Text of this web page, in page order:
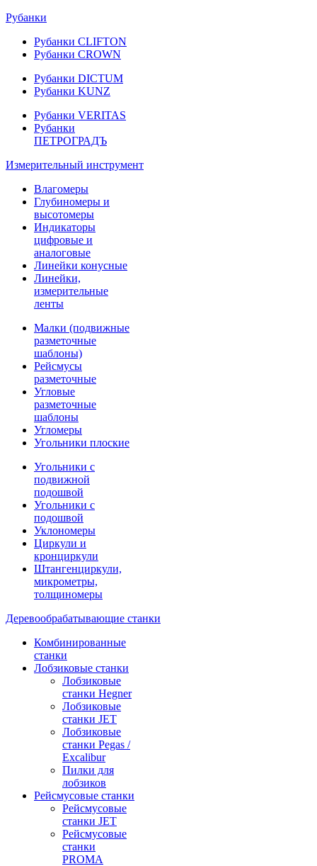
Рубанки
Рубанки CLIFTON
Рубанки CROWN
Рубанки DICTUM
Рубанки KUNZ
Рубанки VERITAS
Рубанки
ПЕТРОГРАДЪ
Измерительный инструмент
Влагомеры
Глубиномеры и
высотомеры
Индикаторы
цифровые и
аналоговые
Линейки конусные
Линейки,
измерительные
ленты
Малки (подвижные
разметочные
шаблоны)
Рейсмусы
разметочные
Угловые
разметочные
шаблоны
Угломеры
Угольники плоские
Угольники с
подвижной
подошвой
Угольники с
подошвой
Уклономеры
Циркули и
кронциркули
Штангенциркули,
микрометры,
толщиномеры
Деревообрабатывающие станки
Комбинированные
станки
Лобзиковые станки
Лобзиковые
станки Hegner
Лобзиковые
станки JET
Лобзиковые
станки Pegas /
Excalibur
Пилки для
лобзиков
Рейсмусовые станки
Рейсмусовые
станки JET
Рейсмусовые
станки
PROMA